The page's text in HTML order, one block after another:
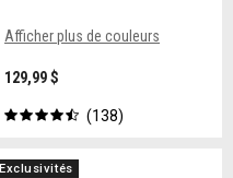
Afficher plus de couleurs
129,99 $
138
Exclusivités